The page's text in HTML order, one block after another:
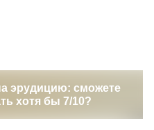
эрудицию: сможете
хотя бы 7/10?